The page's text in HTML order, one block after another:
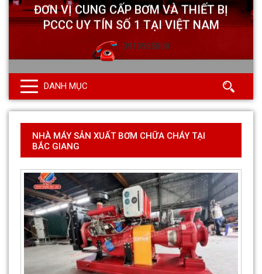
0913985808
DANH MỤC
NHÀ MÁY SẢN XUẤT BƠM CHỮA CHÁY TẠI
BẮC GIANG